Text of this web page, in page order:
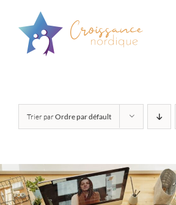
contenu
Trier parOrdre par défault